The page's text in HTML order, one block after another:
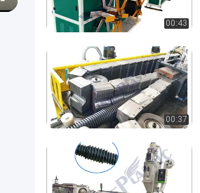
00:43
00:37